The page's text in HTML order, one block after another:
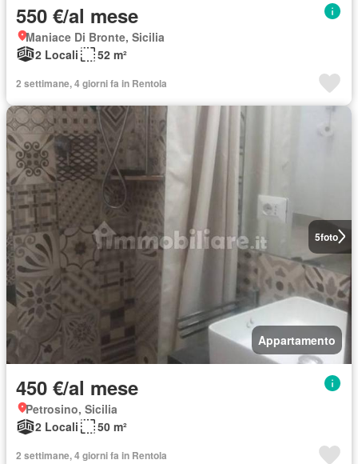
550 €/al mese
Maniace Di Bronte, Sicilia
2 Locali
52 m²
2 settimane, 4 giorni fa in Rentola
5foto
Appartamento
450 €/al mese
Petrosino, Sicilia
2 Locali
50 m²
2 settimane, 4 giorni fa in Rentola